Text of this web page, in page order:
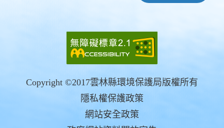
Copyright ©2017雲林縣環境保護局版權所有
隱私權保護政策
網站安全政策